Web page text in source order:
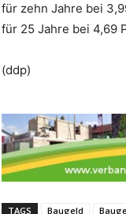
für zehn Jahre bei
für 25 Jahre bei 4,69
(ddp)
TAGS Baugeld